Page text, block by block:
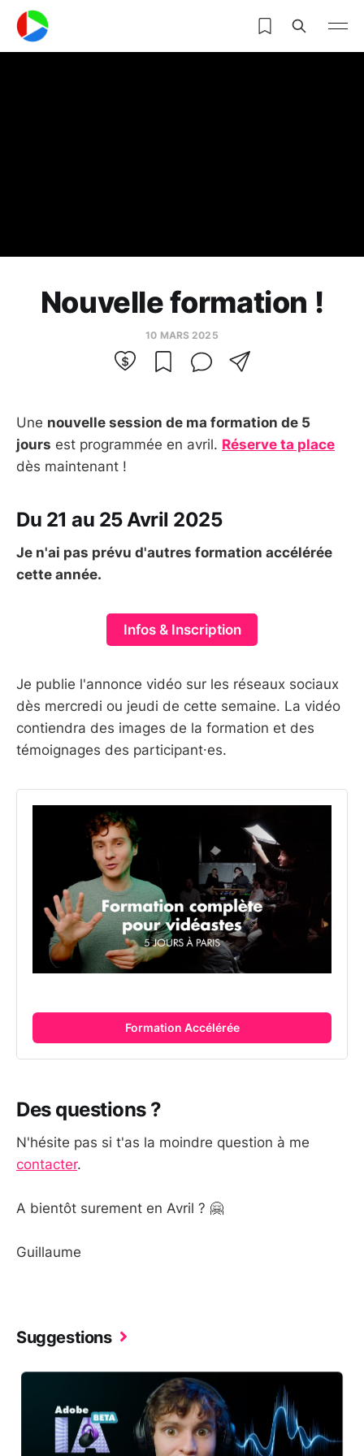
Nouvelle formation !
10 MARS 2025
Une nouvelle session de ma formation de 5
jours est programmée en avril. Réserve ta place
dès maintenant !
Du 21 au 25 Avril 2025
Je n'ai pas prévu d'autres formation accélérée
cette année.
Infos & Inscription
Je publie l'annonce vidéo sur les réseaux sociaux
dès mercredi ou jeudi de cette semaine. La vidéo
contiendra des images de la formation et des
témoignages des participant⸱es.
Formation Accélérée
Des questions ?
N'hésite pas si t'as la moindre question à me
contacter.
A bientôt surement en Avril ? 🤗
Guillaume
Suggestions